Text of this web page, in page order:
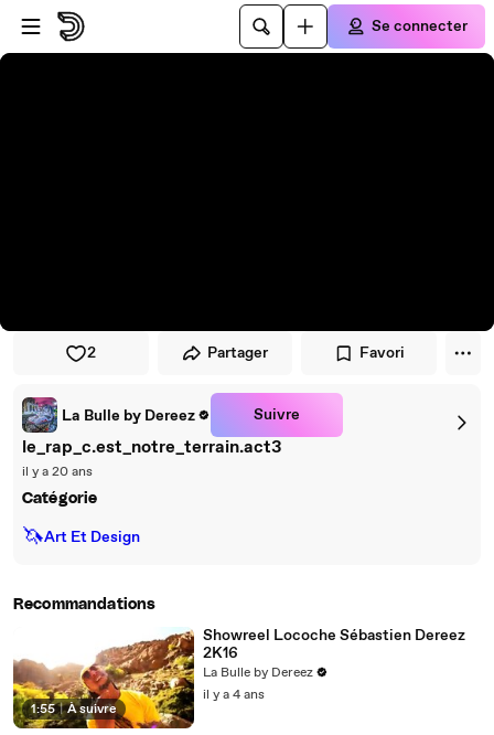
Passer au player
Passer au contenu principal
Se connecter
2 Partager Favori
La Bulle by Dereez Suivre
le_rap_c.est_notre_terrain.act3
il y a 20 ans
Catégorie
🦄Art Et Design
Recommandations
1:55 | À suivre
Showreel Locoche Sébastien Dereez
2K16
La Bulle by Dereez
il y a 4 ans